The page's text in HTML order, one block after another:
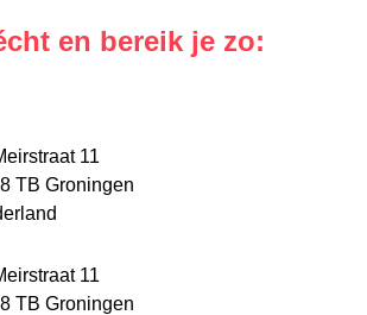
en bereik je zo:
11
TB Groningen
11
TB Groningen